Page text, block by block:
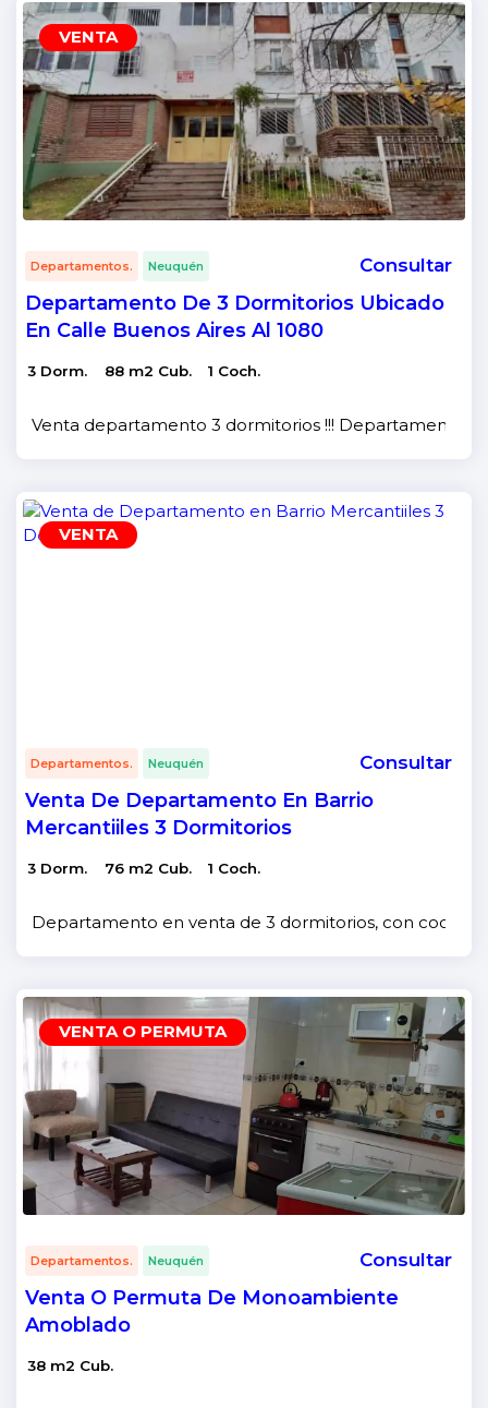
VENTA
Departamentos. Neuquén Consultar
Departamento De 3 Dormitorios Ubicado
En Calle Buenos Aires Al 1080
3 Dorm. 88 m2 Cub. 1 Coch.
Venta departamento 3 dormitorios !!! Departamento
VENTA
Departamentos. Neuquén Consultar
Venta De Departamento En Barrio
Mercantiiles 3 Dormitorios
3 Dorm. 76 m2 Cub. 1 Coch.
Departamento en venta de 3 dormitorios, con cochera
VENTA O PERMUTA
Departamentos. Neuquén Consultar
Venta O Permuta De Monoambiente
Amoblado
38 m2 Cub.